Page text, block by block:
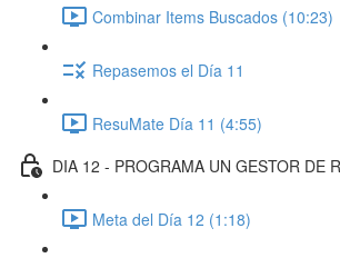
Combinar Items Buscados (10:23)
Repasemos el Día 11
ResuMate Día 11 (4:55)
DIA 12 - PROGRAMA UN GESTOR DE
Meta del Día 12 (1:18)